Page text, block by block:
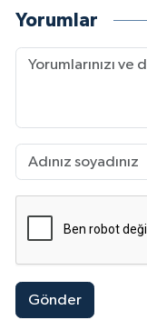
Yorumlar
Gönder